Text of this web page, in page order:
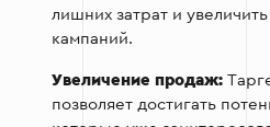
лишних затрат и
кампаний.
Увеличение продаж:
позволяет достигать